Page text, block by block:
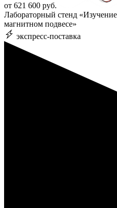
от 621 600 руб.
Лабораторный стенд
магнитном подвесе»
экспресс-поставка